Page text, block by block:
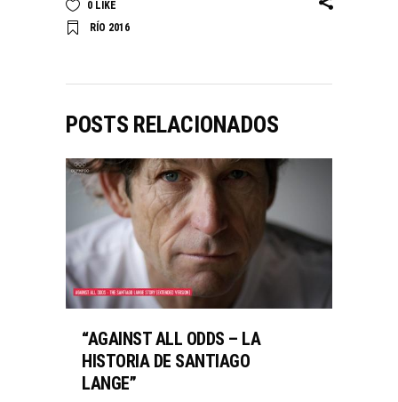
0 LIKE
RÍO 2016
POSTS RELACIONADOS
“AGAINST ALL ODDS – LA
HISTORIA DE SANTIAGO
LANGE”